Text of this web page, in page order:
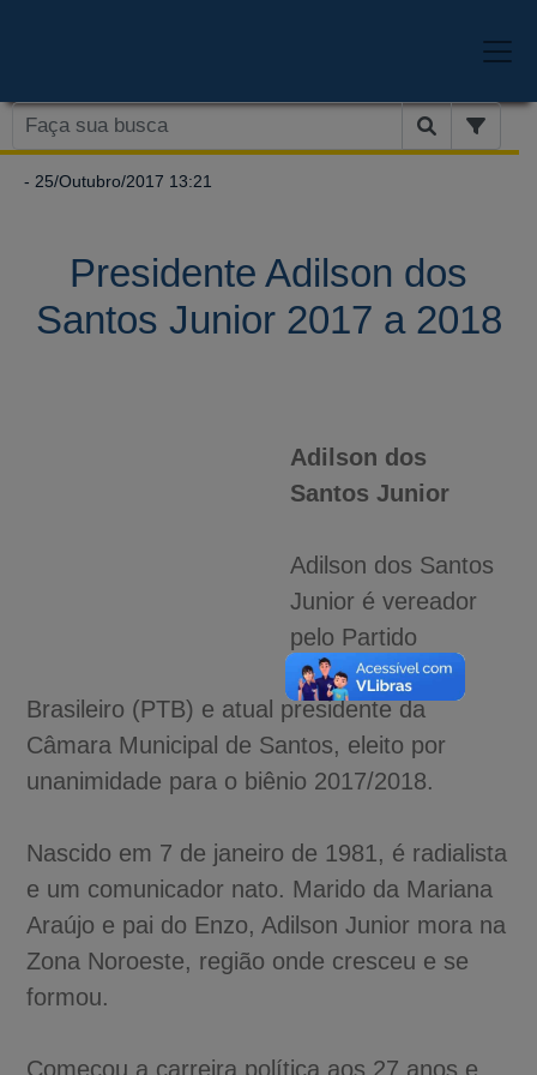
- 25/Outubro/2017 13:21
Presidente Adilson dos
Santos Junior 2017 a 2018
Adilson dos
Santos Junior
Adilson dos Santos
Junior é vereador
pelo Partido
Trabalhista
Brasileiro (PTB) e atual presidente da
Câmara Municipal de Santos, eleito por
unanimidade para o biênio 2017/2018.
Nascido em 7 de janeiro de 1981, é radialista
e um comunicador nato. Marido da Mariana
Araújo e pai do Enzo, Adilson Junior mora na
Zona Noroeste, região onde cresceu e se
formou.
Começou a carreira política aos 27 anos e